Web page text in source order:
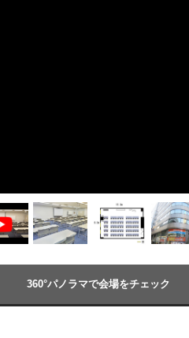
360°パノラマで会場をチェック